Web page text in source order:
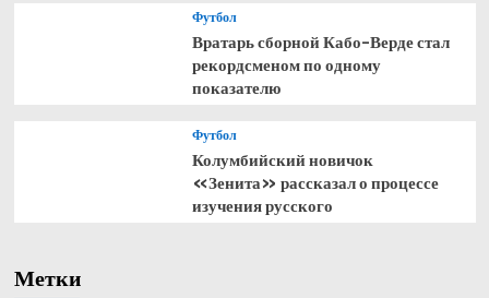
Футбол
Вратарь сборной Кабо-Верде стал
рекордсменом по одному
показателю
Футбол
Колумбийский новичок
«Зенита» рассказал о процессе
изучения русского
Метки